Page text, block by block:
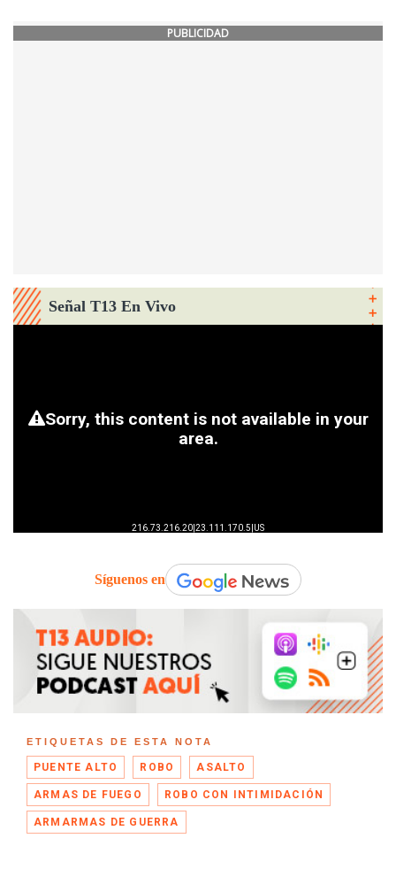
PUBLICIDAD
Señal T13 En Vivo
Síguenos en
ETIQUETAS DE ESTA NOTA
PUENTE ALTO ROBO ASALTO
ARMAS DE FUEGO ROBO CON INTIMIDACIÓN
ARMARMAS DE GUERRA